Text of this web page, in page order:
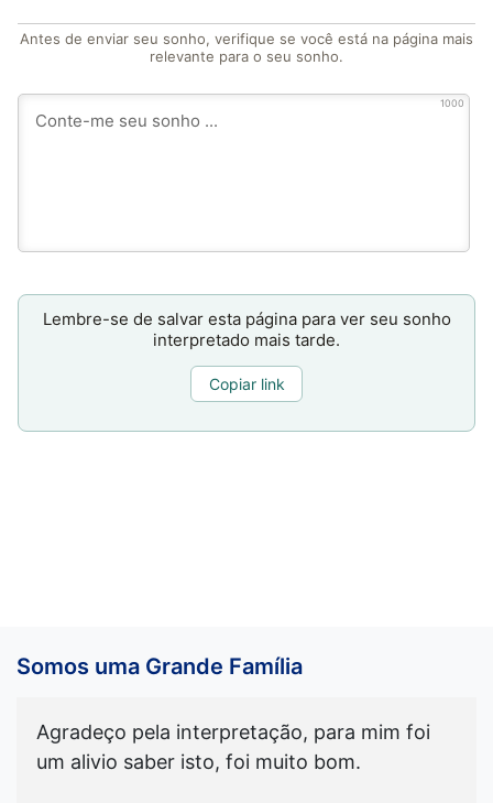
Antes de enviar seu sonho, verifique se você está na página mais
relevante para o seu sonho.
1000
Lembre-se de salvar esta página para ver seu sonho
interpretado mais tarde.
Copiar link
Somos uma Grande Família
Agradeço pela interpretação, para mim foi
um alivio saber isto, foi muito bom.